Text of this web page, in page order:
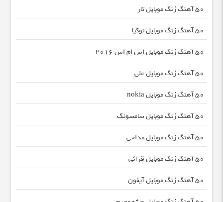
50 آهنگ زنگ موبایل تار
50 آهنگ زنگ موبایل نوکیا
50 آهنگ زنگ موبایل اس ام اس 2016
50 آهنگ زنگ موبایل علی
50 آهنگ زنگ موبایل nokia
50 آهنگ زنگ موبایل سامسونگ
50 آهنگ زنگ موبایل مداحی
50 آهنگ زنگ موبایل قرآنی
50 آهنگ زنگ موبایل آیفون